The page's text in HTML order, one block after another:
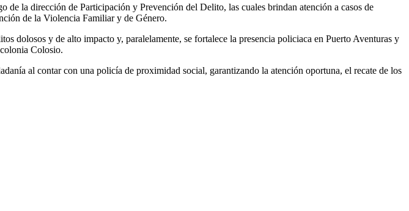
de la dirección de Participación y Prevención del Delito, las cuales brindan atención a casos de
de la Violencia Familiar y de Género.
dolosos y de alto impacto y, paralelamente, se fortalece la presencia policiaca en Puerto Aventuras y
Colosio.
al contar con una policía de proximidad social, garantizando la atención oportuna, el recate de los